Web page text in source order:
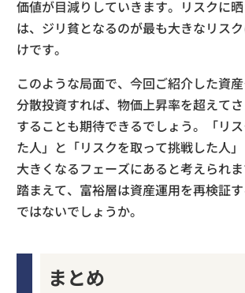
価値が目減りしていきます。リスクに
は、ジリ貧となるのが最も大きなリス
けです。
このような局面で、今回ご紹介した資
分散投資すれば、物価上昇率を超えて
することも期待できるでしょう。「リ
た人」と「リスクを取って挑戦した人
大きくなるフェーズにあると考えられ
踏まえて、富裕層は資産運用を再検証
ではないでしょうか。
まとめ